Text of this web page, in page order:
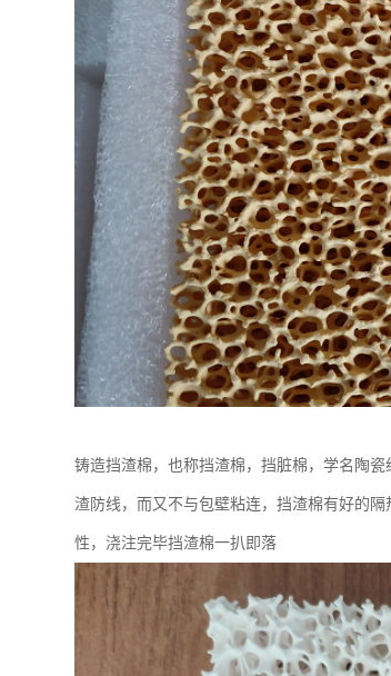
铸造挡渣棉，也称挡渣棉，挡脏棉，学名陶
渣防线，而又不与包壁粘连，挡渣棉有好的
性，浇注完毕挡渣棉一扒即落